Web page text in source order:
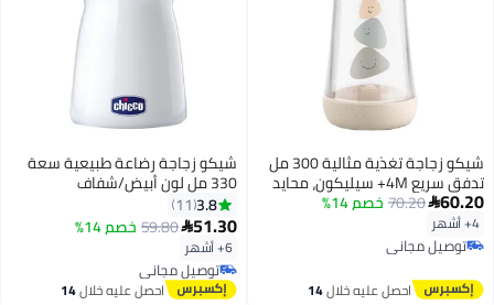
شيكو زجاجة تغذية مثالية 300 مل
تدفق سريع 4M+ سيليكون، محايد
60.20
70.20خصم 14%
4+ أشهر
توصيل مجاني
احصل عليه خلال14
شيكو زجاجة رضاعة طبيعية سعة
330 مل لون أبيض/شفاف
3.8
11
51.30
59.80خصم 14%
6+ أشهر
توصيل مجاني
توصيل مجانياحصل عليه خلال14